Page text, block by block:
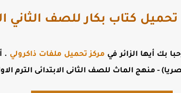
تحميل كتاب بكار للصف الثاني
بك أيها الزائر في مركز تحميل ملفات ذاكرولي .
- منهج الماث للصف الثانى الابتدائى الترم